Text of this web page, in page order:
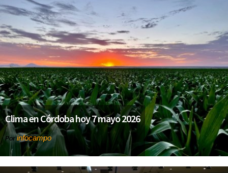
Clima en Córdoba hoy 7 mayo 2026
Por infocampo